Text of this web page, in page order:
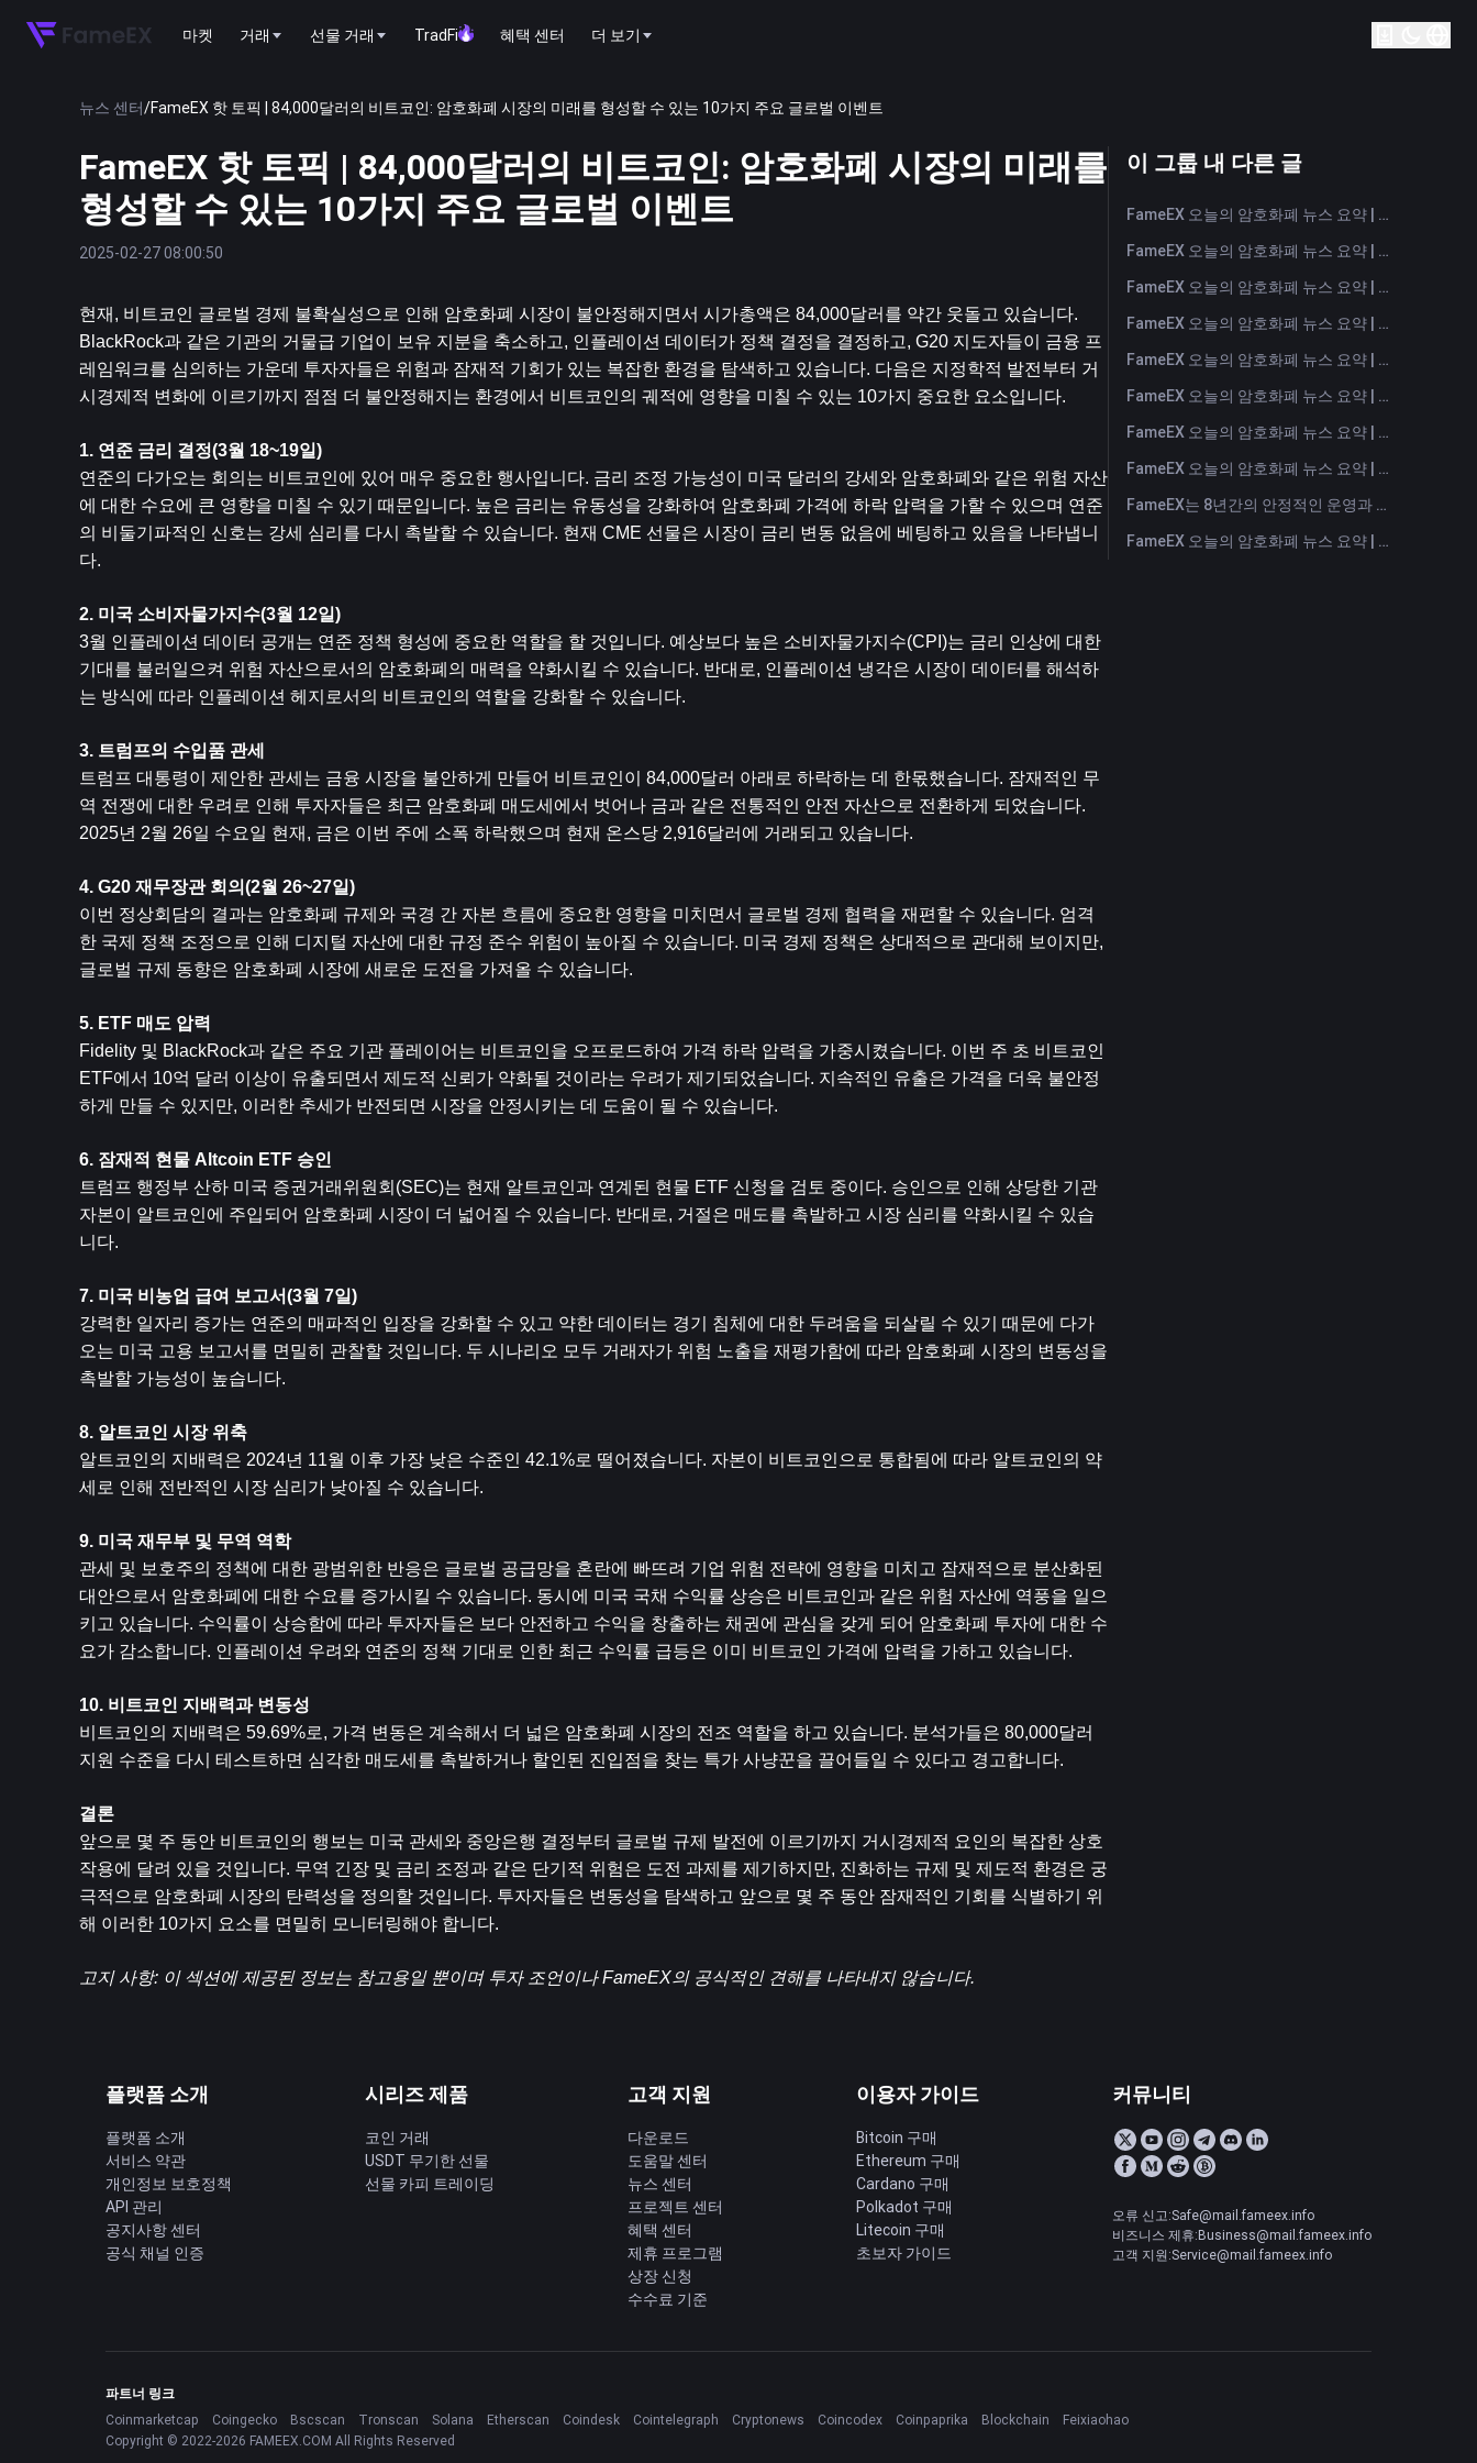
마켓 거래 선물 거래 TradFi 혜택 센터 더 보기
뉴스 센터/FameEX 핫 토픽 | 84,000달러의 비트코인: 암호화폐 시장의 미래를 형성할 수 있는 10가지 주요 글로벌 이벤트
FameEX 핫 토픽 | 84,000달러의 비트코인: 암호화폐 시장의 미래를
형성할 수 있는 10가지 주요 글로벌 이벤트
2025-02-27 08:00:50
현재, 비트코인 글로벌 경제 불확실성으로 인해 암호화폐 시장이 불안정해지면서 시가총액은 84,000달러를 약간 웃돌고 있습니다.
BlackRock과 같은 기관의 거물급 기업이 보유 지분을 축소하고, 인플레이션 데이터가 정책 결정을 결정하고, G20 지도자들이 금융 프
레임워크를 심의하는 가운데 투자자들은 위험과 잠재적 기회가 있는 복잡한 환경을 탐색하고 있습니다. 다음은 지정학적 발전부터 거
시경제적 변화에 이르기까지 점점 더 불안정해지는 환경에서 비트코인의 궤적에 영향을 미칠 수 있는 10가지 중요한 요소입니다.
1. 연준 금리 결정(3월 18~19일)
연준의 다가오는 회의는 비트코인에 있어 매우 중요한 행사입니다. 금리 조정 가능성이 미국 달러의 강세와 암호화폐와 같은 위험 자산
에 대한 수요에 큰 영향을 미칠 수 있기 때문입니다. 높은 금리는 유동성을 강화하여 암호화폐 가격에 하락 압력을 가할 수 있으며 연준
의 비둘기파적인 신호는 강세 심리를 다시 촉발할 수 있습니다. 현재 CME 선물은 시장이 금리 변동 없음에 베팅하고 있음을 나타냅니
다.
2. 미국 소비자물가지수(3월 12일)
3월 인플레이션 데이터 공개는 연준 정책 형성에 중요한 역할을 할 것입니다. 예상보다 높은 소비자물가지수(CPI)는 금리 인상에 대한
기대를 불러일으켜 위험 자산으로서의 암호화폐의 매력을 약화시킬 수 있습니다. 반대로, 인플레이션 냉각은 시장이 데이터를 해석하
는 방식에 따라 인플레이션 헤지로서의 비트코인의 역할을 강화할 수 있습니다.
3. 트럼프의 수입품 관세
트럼프 대통령이 제안한 관세는 금융 시장을 불안하게 만들어 비트코인이 84,000달러 아래로 하락하는 데 한몫했습니다. 잠재적인 무
역 전쟁에 대한 우려로 인해 투자자들은 최근 암호화폐 매도세에서 벗어나 금과 같은 전통적인 안전 자산으로 전환하게 되었습니다.
2025년 2월 26일 수요일 현재, 금은 이번 주에 소폭 하락했으며 현재 온스당 2,916달러에 거래되고 있습니다.
4. G20 재무장관 회의(2월 26~27일)
이번 정상회담의 결과는 암호화폐 규제와 국경 간 자본 흐름에 중요한 영향을 미치면서 글로벌 경제 협력을 재편할 수 있습니다. 엄격
한 국제 정책 조정으로 인해 디지털 자산에 대한 규정 준수 위험이 높아질 수 있습니다. 미국 경제 정책은 상대적으로 관대해 보이지만,
글로벌 규제 동향은 암호화폐 시장에 새로운 도전을 가져올 수 있습니다.
5. ETF 매도 압력
Fidelity 및 BlackRock과 같은 주요 기관 플레이어는 비트코인을 오프로드하여 가격 하락 압력을 가중시켰습니다. 이번 주 초 비트코인
​​ETF에서 10억 달러 이상이 유출되면서 제도적 신뢰가 약화될 것이라는 우려가 제기되었습니다. 지속적인 유출은 가격을 더욱 불안정
하게 만들 수 있지만, 이러한 추세가 반전되면 시장을 안정시키는 데 도움이 될 수 있습니다.
6. 잠재적 현물 Altcoin ETF 승인
트럼프 행정부 산하 미국 증권거래위원회(SEC)는 현재 알트코인과 연계된 현물 ETF 신청을 검토 중이다. 승인으로 인해 상당한 기관
자본이 알트코인에 주입되어 암호화폐 시장이 더 넓어질 수 있습니다. 반대로, 거절은 매도를 촉발하고 시장 심리를 약화시킬 수 있습
니다.
7. 미국 비농업 급여 보고서(3월 7일)
강력한 일자리 증가는 연준의 매파적인 입장을 강화할 수 있고 약한 데이터는 경기 침체에 대한 두려움을 되살릴 수 있기 때문에 다가
오는 미국 고용 보고서를 면밀히 관찰할 것입니다. 두 시나리오 모두 거래자가 위험 노출을 재평가함에 따라 암호화폐 시장의 변동성을
촉발할 가능성이 높습니다.
8. 알트코인 시장 위축
알트코인의 지배력은 2024년 11월 이후 가장 낮은 수준인 42.1%로 떨어졌습니다. 자본이 비트코인으로 통합됨에 따라 알트코인의 약
세로 인해 전반적인 시장 심리가 낮아질 수 있습니다.
9. 미국 재무부 및 무역 역학
관세 및 보호주의 정책에 대한 광범위한 반응은 글로벌 공급망을 혼란에 빠뜨려 기업 위험 전략에 영향을 미치고 잠재적으로 분산화된
대안으로서 암호화폐에 대한 수요를 증가시킬 수 있습니다. 동시에 미국 국채 수익률 상승은 비트코인과 같은 위험 자산에 역풍을 일으
키고 있습니다. 수익률이 상승함에 따라 투자자들은 보다 안전하고 수익을 창출하는 채권에 관심을 갖게 되어 암호화폐 투자에 대한 수
요가 감소합니다. 인플레이션 우려와 연준의 정책 기대로 인한 최근 수익률 급등은 이미 비트코인 ​​가격에 압력을 가하고 있습니다.
10. 비트코인 ​​지배력과 변동성
비트코인의 지배력은 59.69%로, 가격 변동은 계속해서 더 넓은 암호화폐 시장의 전조 역할을 하고 있습니다. 분석가들은 80,000달러
지원 수준을 다시 테스트하면 심각한 매도세를 촉발하거나 할인된 진입점을 찾는 특가 사냥꾼을 끌어들일 수 있다고 경고합니다.
결론
앞으로 몇 주 동안 비트코인의 행보는 미국 관세와 중앙은행 결정부터 글로벌 규제 발전에 이르기까지 거시경제적 요인의 복잡한 상호
작용에 달려 있을 것입니다. 무역 긴장 및 금리 조정과 같은 단기적 위험은 도전 과제를 제기하지만, 진화하는 규제 및 제도적 환경은 궁
극적으로 암호화폐 시장의 탄력성을 정의할 것입니다. 투자자들은 변동성을 탐색하고 앞으로 몇 주 동안 잠재적인 기회를 식별하기 위
해 이러한 10가지 요소를 면밀히 모니터링해야 합니다.
고지 사항: 이 섹션에 제공된 정보는 참고용일 뿐이며 투자 조언이나 FameEX의 공식적인 견해를 나타내지 않습니다.
이 그룹 내 다른 글
FameEX 오늘의 암호화폐 뉴스 요약 | 2026년 8월 7일
FameEX 오늘의 암호화폐 뉴스 요약 | 2026년 8월 6일
FameEX 오늘의 암호화폐 뉴스 요약 | 2026년 8월 5일
FameEX 오늘의 암호화폐 뉴스 요약 | 2026년 8월 4일
FameEX 오늘의 암호화폐 뉴스 요약 | 2026년 8월 3일
FameEX 오늘의 암호화폐 뉴스 요약 | 2026년 7월 31일
FameEX 오늘의 암호화폐 뉴스 요약 | 2026년 7월 30일
FameEX 오늘의 암호화폐 뉴스 요약 | 2026년 7월 29일
FameEX는 8년간의 안정적인 운영과 글로벌 성장을 통해 사용자 신뢰를 더욱 강화했습니다
FameEX 오늘의 암호화폐 뉴스 요약 | 2026년 7월 28일
플랫폼 소개
플랫폼 소개
서비스 약관
개인정보 보호정책
API 관리
공지사항 센터
공식 채널 인증
시리즈 제품
코인 거래
USDT 무기한 선물
선물 카피 트레이딩
고객 지원
다운로드
도움말 센터
뉴스 센터
프로젝트 센터
혜택 센터
제휴 프로그램
상장 신청
수수료 기준
이용자 가이드
Bitcoin 구매
Ethereum 구매
Cardano 구매
Polkadot 구매
Litecoin 구매
초보자 가이드
커뮤니티
오류 신고:Safe@mail.fameex.info
비즈니스 제휴:Business@mail.fameex.info
고객 지원:Service@mail.fameex.info
파트너 링크
Coinmarketcap
Coingecko Bscscan Tronscan Solana Etherscan Coindesk Cointelegraph Cryptonews Coincodex Coinpaprika Blockchain
Feixiaohao
Copyright © 2022-2026 FAMEEX.COM All Rights Reserved